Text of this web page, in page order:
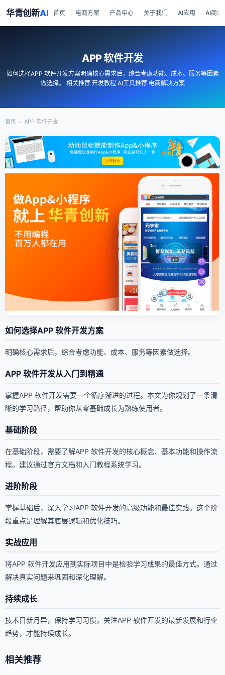
华青创新AI 首页 电商方案 产品中心 关于我们 AI应用 AI商业
APP 软件开发
如何选择APP 软件开发方案明确核心需求后，综合考虑功能、成本、服务等因素
做选择。 相关推荐 开发教程 AI工具推荐 电商解决方案
首页 › APP 软件开发
如何选择APP 软件开发方案
明确核心需求后，综合考虑功能、成本、服务等因素做选择。
APP 软件开发从入门到精通
掌握APP 软件开发需要一个循序渐进的过程。本文为你规划了一条清
晰的学习路径，帮助你从零基础成长为熟练使用者。
基础阶段
在基础阶段，需要了解APP 软件开发的核心概念、基本功能和操作流
程。建议通过官方文档和入门教程系统学习。
进阶阶段
掌握基础后，深入学习APP 软件开发的高级功能和最佳实践。这个阶
段重点是理解其底层逻辑和优化技巧。
实战应用
将APP 软件开发应用到实际项目中是检验学习成果的最佳方式。通过
解决真实问题来巩固和深化理解。
持续成长
技术日新月异，保持学习习惯，关注APP 软件开发的最新发展和行业
趋势，才能持续成长。
相关推荐